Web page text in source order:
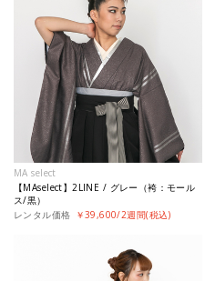
MA select
【MAselect】2LINE / グレー（袴：モール
ス/黒）
レンタル価格 ￥39,600/2週間(税込)